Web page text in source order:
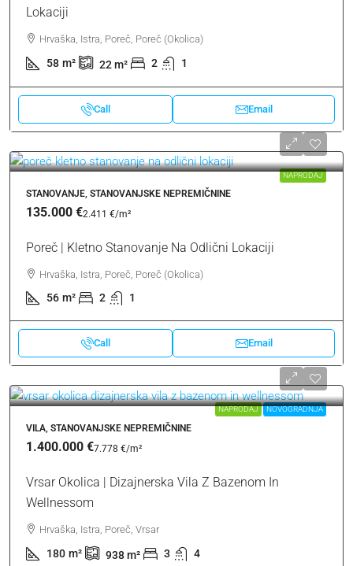
Lokaciji
Hrvaška, Istra, Poreč, Poreč (Okolica)
58 m² 22m² 2 1
Call Email
NAPRODAJ
STANOVANJE, STANOVANJSKE NEPREMIČNINE
135.000 €2.411 €/m²
Poreč | Kletno Stanovanje Na Odlični Lokaciji
Hrvaška, Istra, Poreč, Poreč (Okolica)
56 m² 2 1
Call Email
NAPRODAJ NOVOGRADNJA
VILA, STANOVANJSKE NEPREMIČNINE
1.400.000 €7.778 €/m²
Vrsar Okolica | Dizajnerska Vila Z Bazenom In
Wellnessom
Hrvaška, Istra, Poreč, Vrsar
180 m² 938m² 3 4